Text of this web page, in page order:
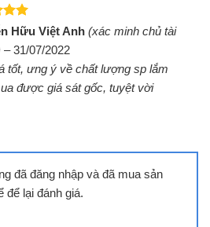
Hữu Việt Anh(xác minh chủ tài
– 31/07/2022
tốt, ưng ý về chất lượng sp lắm
được giá sát gốc, tuyệt vời
đã đăng nhập và đã mua sản
để lại đánh giá.